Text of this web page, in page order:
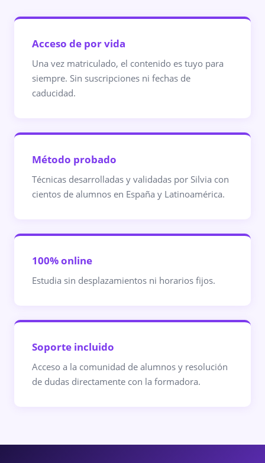
Acceso de por vida
Una vez matriculado, el contenido es tuyo para
siempre. Sin suscripciones ni fechas de
caducidad.
Método probado
Técnicas desarrolladas y validadas por Silvia con
cientos de alumnos en España y Latinoamérica.
100% online
Estudia sin desplazamientos ni horarios fijos.
Soporte incluido
Acceso a la comunidad de alumnos y resolución
de dudas directamente con la formadora.